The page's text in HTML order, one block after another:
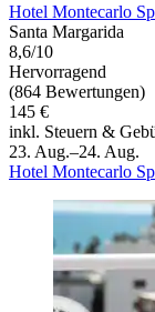
Hotel Montecarlo
Santa Margarida
8,6/10
Hervorragend
(864 Bewertungen)
145 €
inkl. Steuern &
23. Aug.–24. Aug.
Hotel Montecarlo